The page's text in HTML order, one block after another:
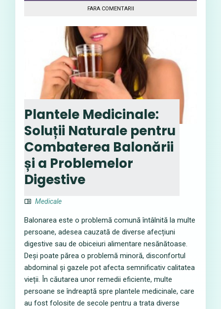
FARA COMENTARII
Plantele Medicinale:
Soluții Naturale pentru
Combaterea Balonării
și a Problemelor
Digestive
Medicale
Balonarea este o problemă comună întâlnită la multe
persoane, adesea cauzată de diverse afecțiuni
digestive sau de obiceiuri alimentare nesănătoase.
Deși poate părea o problemă minoră, disconfortul
abdominal și gazele pot afecta semnificativ calitatea
vieții. În căutarea unor remedii eficiente, multe
persoane se îndreaptă spre plantele medicinale, care
au fost folosite de secole pentru a trata diverse